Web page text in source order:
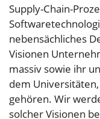
Supply-Chain-
nebensächliches
Visionen
massiv sowie ihr
dem
gehören. Wir
solcher Visionen